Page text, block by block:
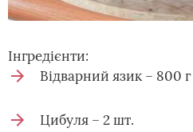
Інгредієнти:
Відварний язик – 800 г
Цибуля – 2 шт.